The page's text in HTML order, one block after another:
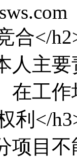
合</
人主
在工
利</
项目